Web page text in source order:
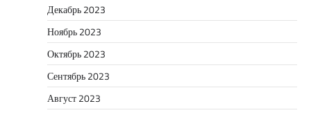
Декабрь 2023
Ноябрь 2023
Октябрь 2023
Сентябрь 2023
Август 2023